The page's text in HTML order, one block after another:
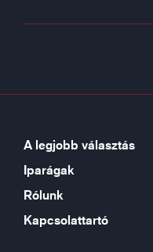
A legjobb választás
Iparágak
Rólunk
Kapcsolattartó